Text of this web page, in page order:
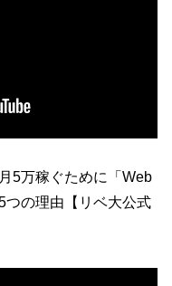
5万稼ぐために「Web
つの理由【リベ大公式